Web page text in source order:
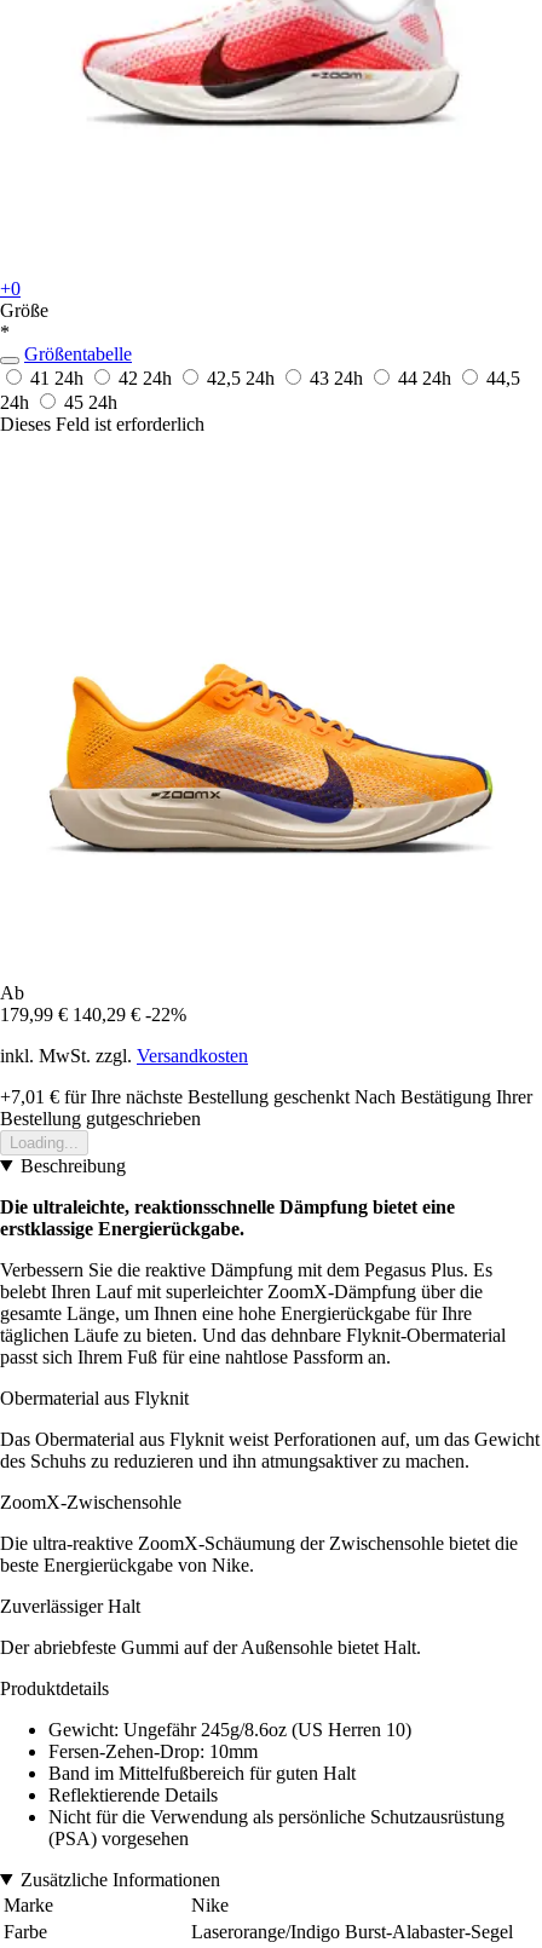
+0
Größe
*
Größentabelle
41 24h 42 24h 42,5 24h 43 24h 44 24h
44,5
24h
45 24h
Dieses Feld ist erforderlich
Ab
179,99 € 140,29 € -22%
inkl. MwSt. zzgl. Versandkosten
+7,01 € für Ihre nächste Bestellung geschenkt Nach Bestätigung Ihrer
Bestellung gutgeschrieben
Loading...
Beschreibung
Die ultraleichte, reaktionsschnelle Dämpfung bietet eine
erstklassige Energierückgabe.
Verbessern Sie die reaktive Dämpfung mit dem Pegasus Plus. Es
belebt Ihren Lauf mit superleichter ZoomX-Dämpfung über die
gesamte Länge, um Ihnen eine hohe Energierückgabe für Ihre
täglichen Läufe zu bieten. Und das dehnbare Flyknit-Obermaterial
passt sich Ihrem Fuß für eine nahtlose Passform an.
Obermaterial aus Flyknit
Das Obermaterial aus Flyknit weist Perforationen auf, um das Gewicht
des Schuhs zu reduzieren und ihn atmungsaktiver zu machen.
ZoomX-Zwischensohle
Die ultra-reaktive ZoomX-Schäumung der Zwischensohle bietet die
beste Energierückgabe von Nike.
Zuverlässiger Halt
Der abriebfeste Gummi auf der Außensohle bietet Halt.
Produktdetails
Gewicht: Ungefähr 245g/8.6oz (US Herren 10)
Fersen-Zehen-Drop: 10mm
Band im Mittelfußbereich für guten Halt
Reflektierende Details
Nicht für die Verwendung als persönliche Schutzausrüstung
(PSA) vorgesehen
Zusätzliche Informationen
Marke
Nike
Farbe
Laserorange/Indigo Burst-Alabaster-Segel